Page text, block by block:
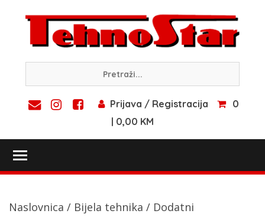
content
Prijava / Registracija
0
| 0,00 KM
Naslovnica / Bijela tehnika / Dodatni